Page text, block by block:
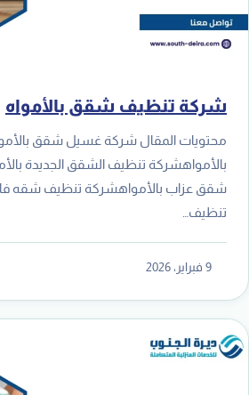
شركة تنظيف شقق بالأمواه
محتويات المقال شركة غسيل شقق
بالأمواهشركة تنظيف الشقق الجديدة
شقق عزاب بالأمواهشركة تنظيف شقه
تنظيف…
9 فبراير، 2026